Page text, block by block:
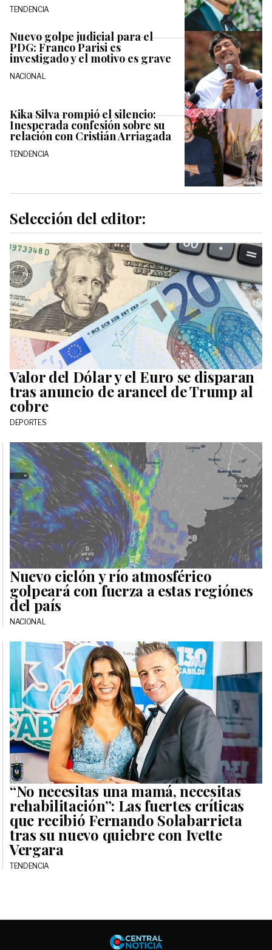
TENDENCIA
Nuevo golpe judicial para el
PDG: Franco Parisi es
investigado y el motivo es grave
NACIONAL
Kika Silva rompió el silencio:
Inesperada confesión sobre su
relación con Cristián Arriagada
TENDENCIA
Selección del editor:
Valor del Dólar y el Euro se disparan
tras anuncio de arancel de Trump al
cobre
DEPORTES
Nuevo ciclón y río atmosférico
golpeará con fuerza a estas regiónes
del país
NACIONAL
“No necesitas una mamá, necesitas
rehabilitación”: Las fuertes críticas
que recibió Fernando Solabarrieta
tras su nuevo quiebre con Ivette
Vergara
TENDENCIA